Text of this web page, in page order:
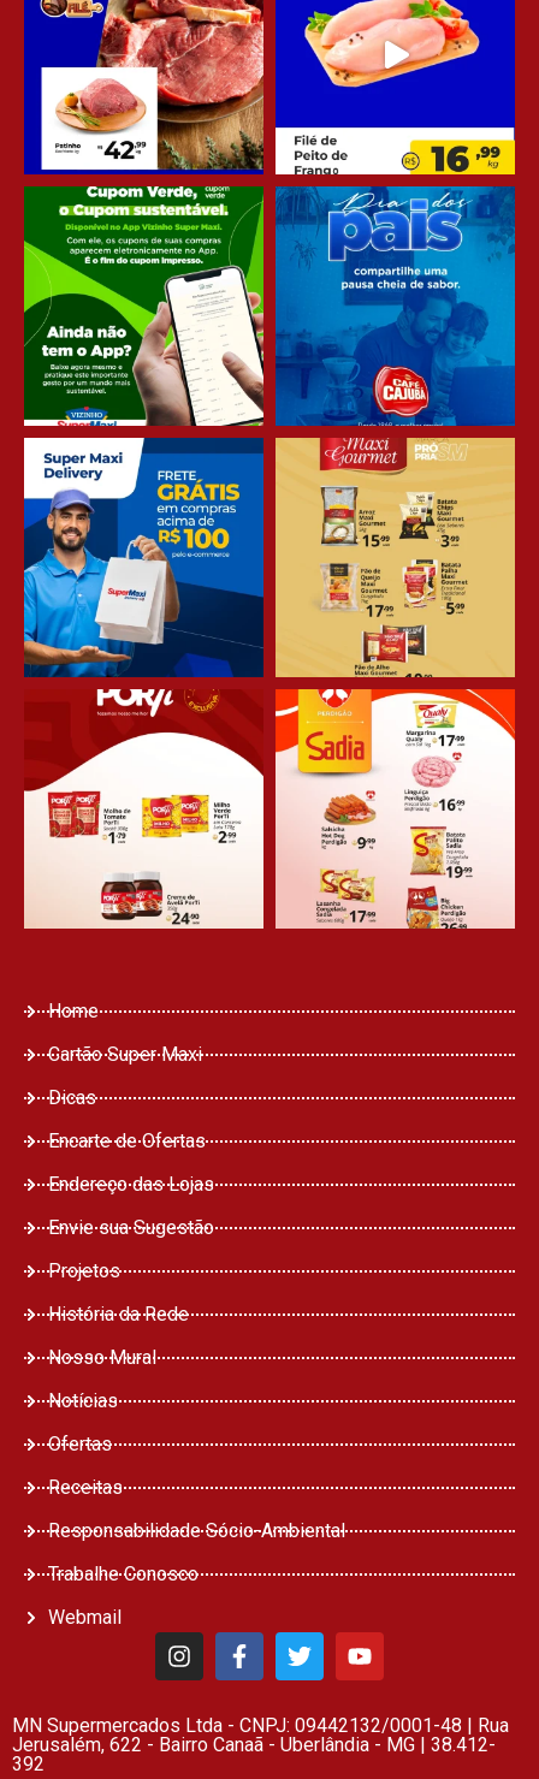
Home
Cartão Super Maxi
Dicas
Encarte de Ofertas
Endereço das Lojas
Envie sua Sugestão
Projetos
História da Rede
Nosso Mural
Notícias
Ofertas
Receitas
Responsabilidade Sócio-Ambiental
Trabalhe Conosco
Webmail
MN Supermercados Ltda - CNPJ: 09442132/0001-48 | Rua
Jerusalém, 622 - Bairro Canaã - Uberlândia - MG | 38.412-
392